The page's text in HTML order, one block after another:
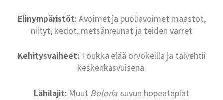
Elinympäristöt:Avoimet ja puoliavoimet maastot,
niityt, kedot, metsänreunat ja teiden varret
Kehitysvaiheet:Toukka elää orvokeilla ja talvehtii
keskenkasvuisena.
Lähilajit: Muut Boloria-suvun hopeatäplät